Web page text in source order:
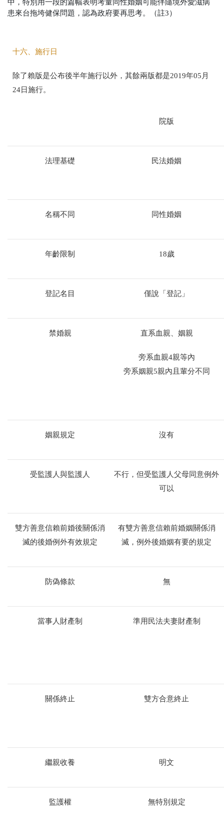
中，特別用一段的篇幅表明考量同性婚姻可能伴隨境外愛滋病
患來台拖垮健保問題，認為政府要再思考。（註3）
十六、施行日
除了賴版是公布後半年施行以外，其餘兩版都是2019年05月
24日施行。
院版
法理基礎 民法婚姻
名稱不同 同性婚姻
年齡限制 18歲
登記名目 僅說「登記」
禁婚親 直系血親、姻親
旁系血親4親等內
旁系姻親5親內且輩分不同
姻親規定 沒有
受監護人與監護人
不行，但受監護人父母同意例外
可以
雙方善意信賴前婚後關係消
滅的後婚例外有效規定
有雙方善意信賴前婚姻關係消
滅，例外後婚姻有要的規定
防偽條款 無
當事人財產制 準用民法夫妻財產制
關係終止 雙方合意終止
繼親收養 明文
監護權 無特別規定